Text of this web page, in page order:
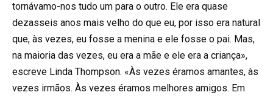
tornávamo-nos tudo um para o outro. Ele era quase
dezasseis anos mais velho do que eu, por isso era natural
que, às vezes, eu fosse a menina e ele fosse o pai. Mas,
na maioria das vezes, eu era a mãe e ele era a criança»,
escreve Linda Thompson. «Às vezes éramos amantes, às
vezes irmãos. Às vezes éramos melhores amigos. Em